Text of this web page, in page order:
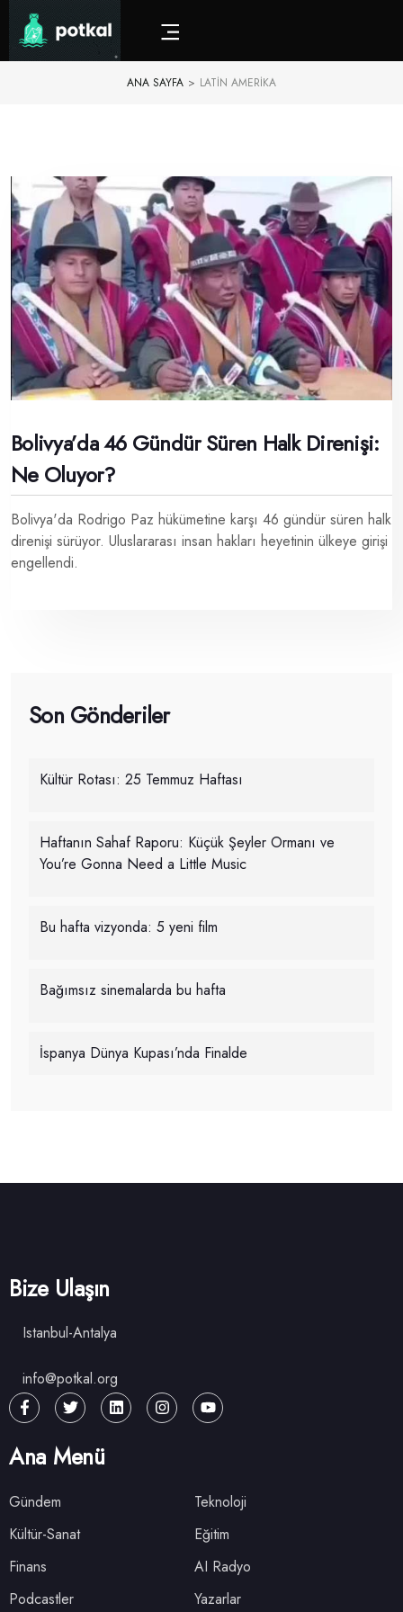
ANA SAYFA > LATIN AMERIKA
Bolivya’da 46 Gündür Süren Halk Direnişi:
Ne Oluyor?
Bolivya'da Rodrigo Paz hükümetine karşı 46 gündür süren halk
direnişi sürüyor. Uluslararası insan hakları heyetinin ülkeye girişi
engellendi.
Son Gönderiler
Kültür Rotası: 25 Temmuz Haftası
Haftanın Sahaf Raporu: Küçük Şeyler Ormanı ve
You’re Gonna Need a Little Music
Bu hafta vizyonda: 5 yeni film
Bağımsız sinemalarda bu hafta
İspanya Dünya Kupası’nda Finalde
Bize Ulaşın
Istanbul-Antalya
info@potkal.org
Ana Menü
Gündem
Teknoloji
Kültür-Sanat
Eğitim
Finans
AI Radyo
Podcastler
Yazarlar